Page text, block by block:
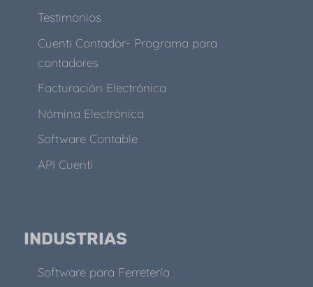
Testimonios
Cuenti Contador- Programa para
contadores
Facturación Electrónica
Nómina Electrónica
Software Contable
API Cuenti
INDUSTRIAS
Software para Ferretería